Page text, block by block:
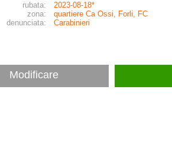
rubata:
2023-08-18*
zona:
quartiere Ca Ossi, Forli, FC
denunciata:
Carabinieri
Modificare